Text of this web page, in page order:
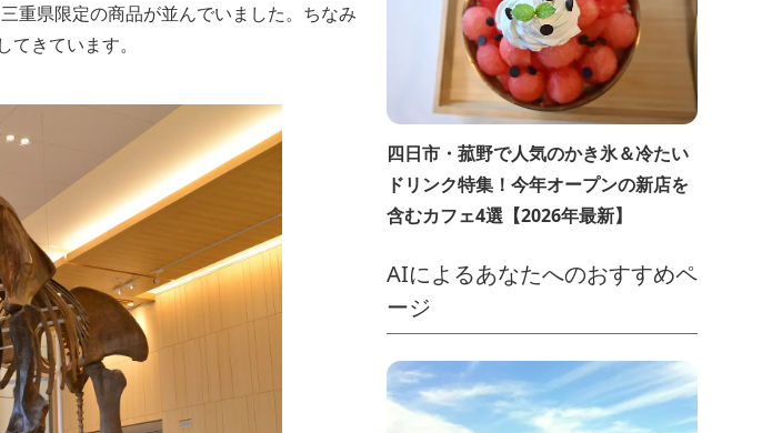
重県限定の商品が並んでいました。ちなみ
きています。
四日市・菰野で人気のかき氷＆冷たい
ドリンク特集！今年オープンの新店を
含むカフェ4選【2026年最新】
AIによるあなたへのおすすめペ
ージ